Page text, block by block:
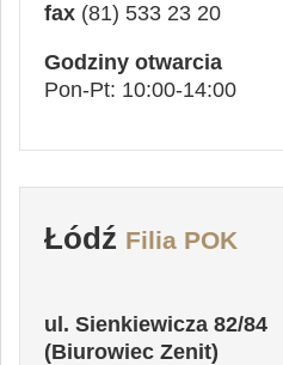
fax (81) 533 23 20
Godziny otwarcia
Pon-Pt: 10:00-14:00
Łódź Filia POK
ul. Sienkiewicza 82/84
(Biurowiec Zenit)